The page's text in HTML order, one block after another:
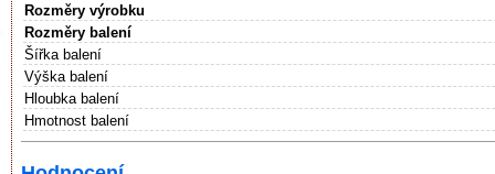
Rozměry výrobku
Rozměry balení
Šířka balení
Výška balení
Hloubka balení
Hmotnost balení